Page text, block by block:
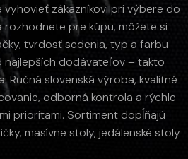
zákazníkovi pri výbere do
rozhodnete pre kúpu, môžete si
tvrdosť sedenia, typ a farbu
dodávateľov – takto
Ručná slovenská výroba, kvalitné
odborná kontrola a rýchle
prioritami. Sortiment dopĺňajú
masívne stoly, jedálenské stoly